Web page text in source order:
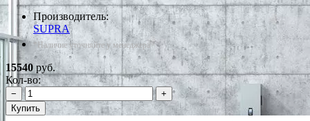
Производитель:
SUPRA
*Наличие уточняйте у менеджера
15540 руб.
Кол-во:
−
+
Купить